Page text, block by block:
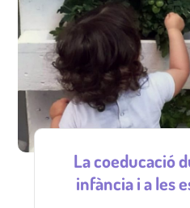
La coeducació
infància i a les